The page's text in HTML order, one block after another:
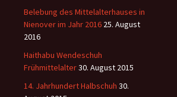
Belebung des Mittelalterhauses in
Nienover im Jahr 2016 25. August
2016
Haithabu Wendeschuh
Frühmittelalter30. August 2015
14. Jahrhundert Halbschuh 30.